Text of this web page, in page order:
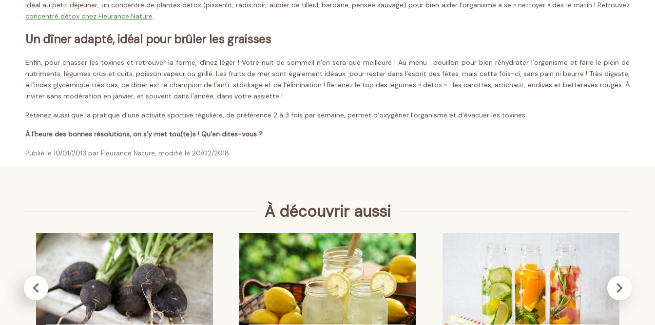
Idéal au petit déjeuner, un concentré de plantes détox (pissenlit, radis noir, aubier de tilleul, bardane, pensée sauvage) pour bien aider l’organisme à se « nettoyer » dès le matin ! Retrouvez
concentré détox chez Fleurance Nature.
Un dîner adapté, idéal pour brûler les graisses
Enfin, pour chasser les toxines et retrouver la forme, dînez léger ! Votre nuit de sommeil n’en sera que meilleure ! Au menu : bouillon pour bien réhydrater l’organisme et faire le plein de
nutriments, légumes crus et cuits, poisson vapeur ou grillé. Les fruits de mer sont également idéaux pour rester dans l’esprit des fêtes, mais cette fois-ci, sans pain ni beurre ! Très digeste,
à l’index glycémique très bas, ce dîner est le champion de l’anti-stockage et de l’élimination ! Retenez le top des légumes « détox » : les carottes, artichaut, endives et betteraves rouges. À
inviter sans modération en janvier, et souvent dans l’année, dans votre assiette !
Retenez aussi que la pratique d’une activité sportive régulière, de préférence 2 à 3 fois par semaine, permet d’oxygéner l’organisme et d’évacuer les toxines.
À l’heure des bonnes résolutions, on s’y met tou(te)s ! Qu’en dites-vous ?
Publié le 10/01/2013 par Fleurance Nature, modifié le 20/02/2018
À découvrir aussi